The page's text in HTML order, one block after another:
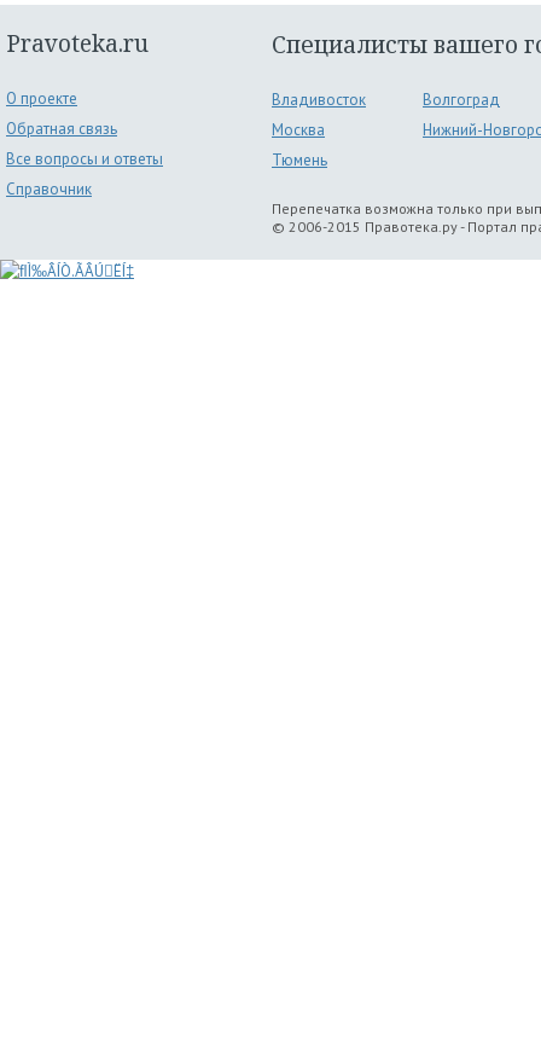
Pravoteka.ru
О проекте
Обратная связь
Все вопросы и ответы
Справочник
Специалисты вашего
Владивосток
Волгоград
Москва
Нижний-
Тюмень
Перепечатка возможна только при
© 2006-2015 Правотека.ру - Портал